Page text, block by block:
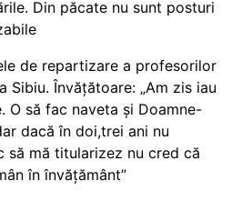
Din păcate nu sunt posturi
de repartizare a profesorilor
Sibiu. Învățătoare: „Am zis iau
O să fac naveta și Doamne-
dacă în doi,trei ani nu
să mă titularizez nu cred că
în învățământ”